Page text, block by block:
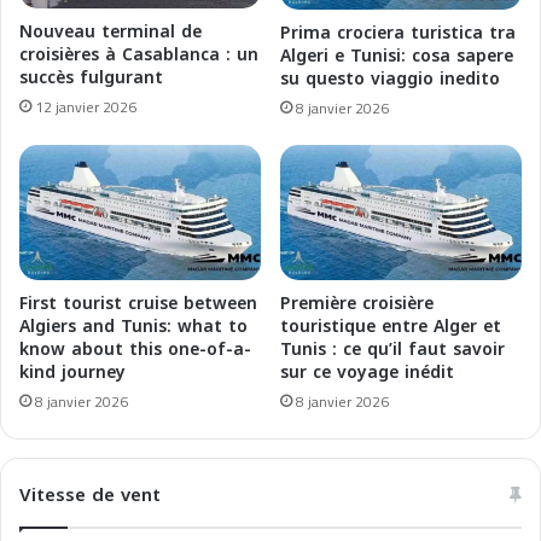
a
n
e
a
n
C
r
u
i
s
e
r
s
u
M
a
r
o
c
:
u
n
e
e
x
p
é
r
e
c
e
Nouveau terminal de
croisières à Casablanca : un
succès fulgurant
12 janvier 2026
Prima crociera turistica tra
Algeri e Tunisi: cosa sapere
su questo viaggio inedito
8 janvier 2026
First tourist cruise between
Algiers and Tunis: what to
know about this one-of-a-
kind journey
8 janvier 2026
Première croisière
touristique entre Alger et
Tunis : ce qu’il faut savoir
sur ce voyage inédit
8 janvier 2026
Vitesse de vent